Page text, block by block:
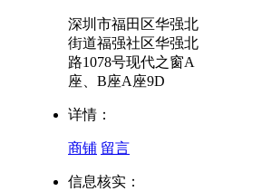
深圳市福田区华强北
街道福强社区华强北
路1078号现代之窗A
座、B座A座9D
详情：
商铺 留言
信息核实：